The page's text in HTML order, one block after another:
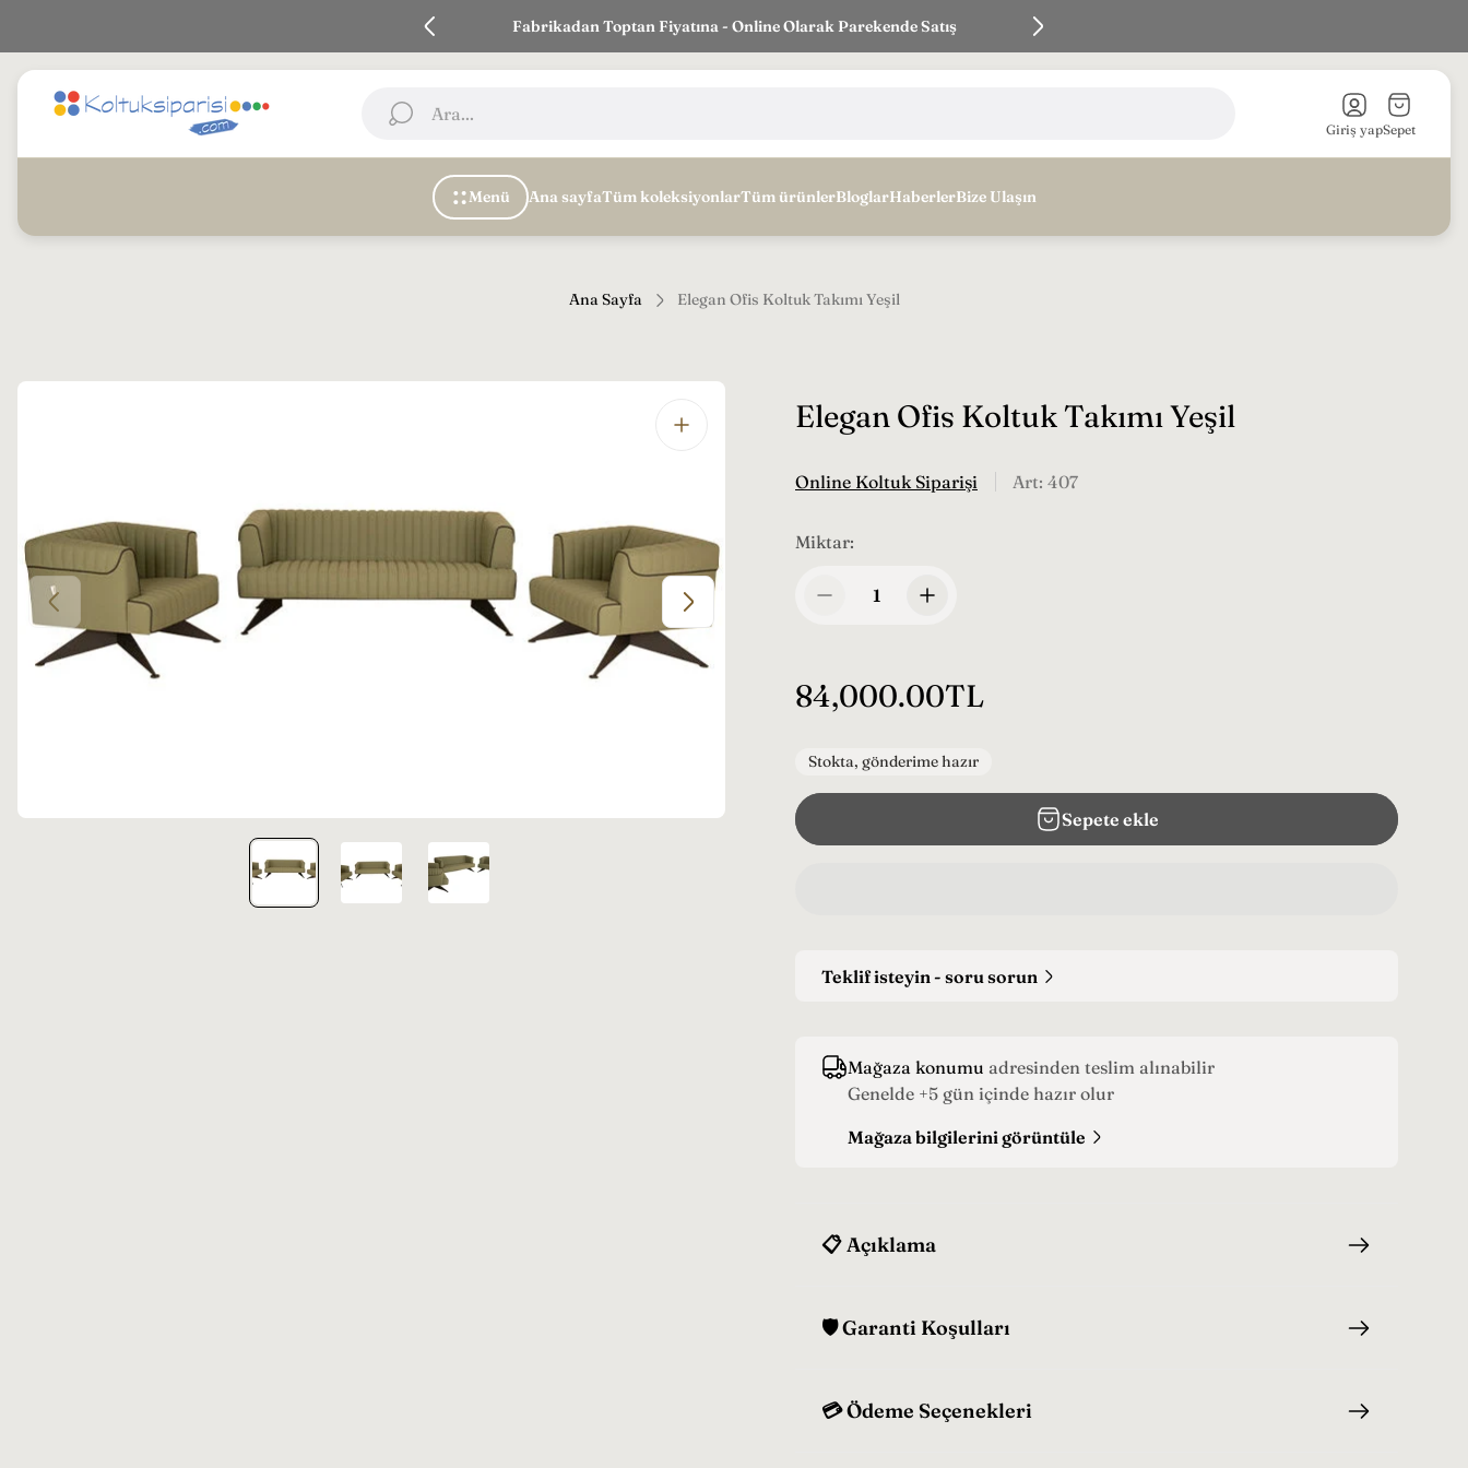
Fabrikadan Toptan Fiyatına - Online Olarak Parekende Satış
Mağaza
logosu"
Ara...
Giriş yap
Sepet
Sepet
Menü Ana sayfaTüm koleksiyonlarTüm ürünlerBloglarHaberlerBize Ulaşın
Ana Sayfa Elegan Ofis Koltuk Takımı Yeşil
Elegan Ofis Koltuk Takımı Yeşil
Online Koltuk Siparişi Art: 407
Miktar:
N
m
a
84,000.00TL
Stokta, gönderime hazır
Sepete ekle
Teklif isteyin - soru sorun
Mağaza konumu adresinden teslim alınabilir
Genelde +5 gün içinde hazır olur
Mağaza bilgilerini görüntüle
📋 Açıklama
🛡️ Garanti Koşulları
💳 Ödeme Seçenekleri